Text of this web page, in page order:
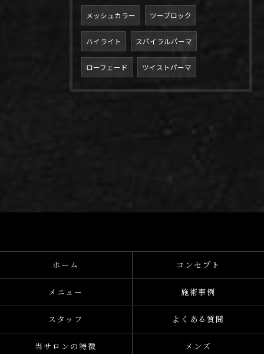
メッシュカラー ツーブロック
ハイライト スパイラルパーマ
ローフェード ツイストパーマ
ホーム コンセプト
メニュー 施術事例
スタッフ よくある質問
当サロンの特徴 メンズ